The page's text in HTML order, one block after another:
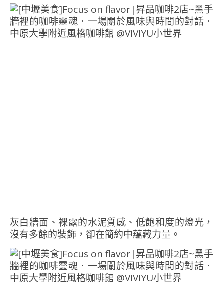
灰白牆面、裸露的水泥質感、低飽和度的燈光，
沒有多餘的裝飾，卻在簡約中蘊藏力量。